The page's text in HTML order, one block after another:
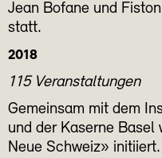
Jean Bofane und
statt.
2018
115 Veranstaltungen
Gemeinsam mit dem
und der Kaserne Basel
Neue Schweiz»